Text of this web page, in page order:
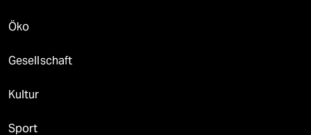
Öko
Gesellschaft
Kultur
Sport